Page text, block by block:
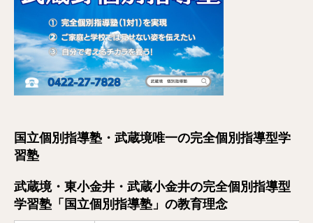
国立個別指導塾・武蔵境唯一の完全個別指導型学
習塾
武蔵境・東小金井・武蔵小金井の完全個別指導型
学習塾「国立個別指導塾」の教育理念